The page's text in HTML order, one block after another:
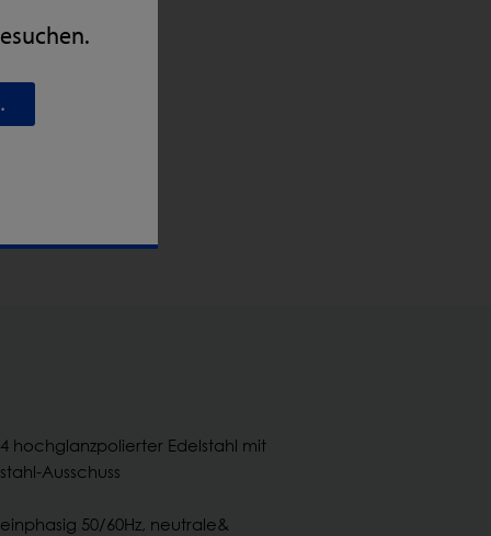
hochglanzpolierter Edelstahl mit
Ausschuss
einphasig 50/60Hz, neutrale&